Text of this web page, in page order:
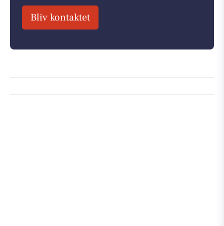
Bliv kontaktet